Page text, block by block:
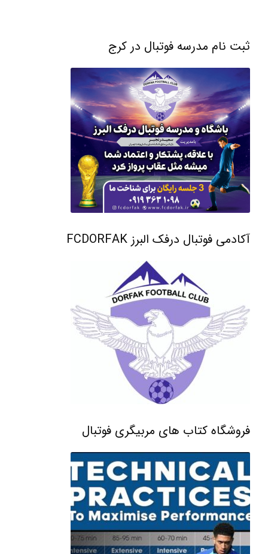
ثبت نام مدرسه فوتبال در کرج
آکادمی فوتبال درفک البرز FCDORFAK
فروشگاه کتاب های مربیگری فوتبال